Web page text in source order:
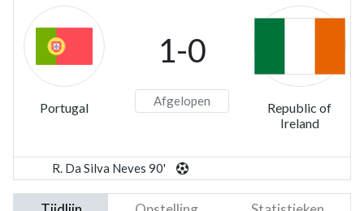
Portugal
1-0
Afgelopen
Republic of
Ireland
R. Da Silva Neves 90'